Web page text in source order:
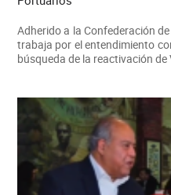
Adherido a la Confederación
trabaja por el entendimiento
búsqueda de la reactivación